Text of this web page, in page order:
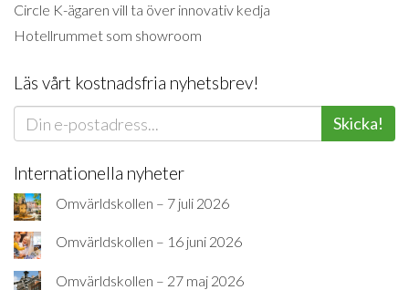
Circle K-ägaren vill ta över innovativ kedja
Hotellrummet som showroom
Läs vårt kostnadsfria nyhetsbrev!
Skicka!
Internationella nyheter
Omvärldskollen – 7 juli 2026
Omvärldskollen – 16 juni 2026
Omvärldskollen – 27 maj 2026